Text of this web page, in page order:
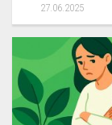
27.06.2025